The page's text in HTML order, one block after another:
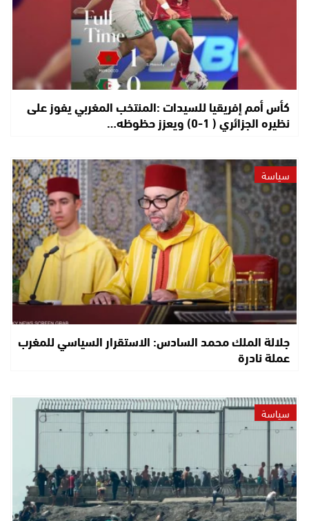
كأس أمم إفريقيا للسيدات :المنتخب المغربي يفوز على
نظيره الجزائري ( 1-0) ويعزز حظوظه…
سياسة
جلالة الملك محمد السادس: الاستقرار السياسي للمغرب
عملة نادرة
سياسة